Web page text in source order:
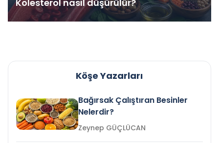
Kolesterol nasıl düşürülür?
Köşe Yazarları
Bağırsak Çalıştıran Besinler
Nelerdir?
Zeynep GÜÇLÜCAN